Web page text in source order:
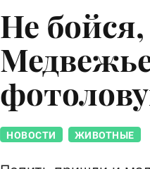
Не
НОВОСТИ ЖИВОТНЫЕ